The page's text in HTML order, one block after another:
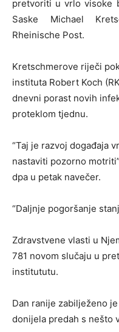
pretvoriti u vrlo visoke
Saske Michael
Rheinische Post.
Kretschmerove riječi
instituta Robert Koch
dnevni porast novih
proteklom tjednu.
“Taj je razvoj događaja
nastaviti pozorno
dpa u petak navečer.
“Daljnje pogoršanje
Zdravstvene vlasti u
781 novom slučaju u
institututu.
Dan ranije zabilježeno
donijela predah s nešto